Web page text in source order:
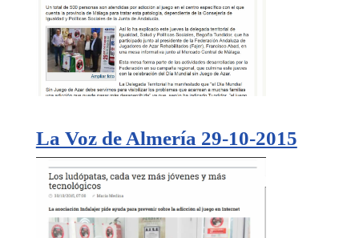
La Voz de Almería 29-10-2015